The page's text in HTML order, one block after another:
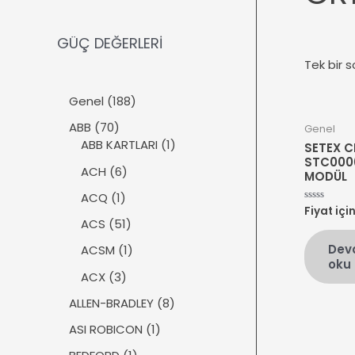
GÜÇ DEĞERLERİ
Genel 1881
ü
ABB 707
0
ü
r
ü
n
ABB KARTLARI 11
ACH 66
ü
r
ü
n
ACQ 11
ü
r
ü
ACS 515
1
ü
n
ACSM 11
ü
ACX 33
r
ü
n
ALLEN-BRADLEY 88
ASI ROBICON 11
Tek bir
Genel
SETEX
MODÜL
5
üzerinden
oy
aldı
Fiyat için
oku